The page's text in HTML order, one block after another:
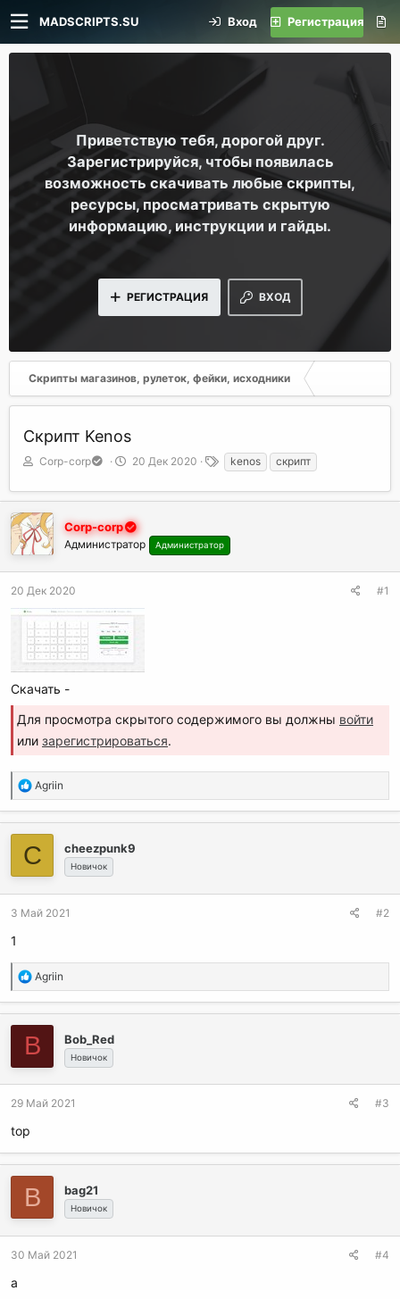
MADSCRIPTS.SU Вход Регистрация
Приветствую тебя, дорогой друг.
Зарегистрируйся, чтобы появилась
возможность скачивать любые скрипты,
ресурсы, просматривать скрытую
информацию, инструкции и гайды.
ВХОД
РЕГИСТРАЦИЯ
Скрипты магазинов, рулеток, фейки, исходники
Скрипт Kenos
А
т
р
т
е
м
ы
Corp-corp
Д
т
н
а
а
20 Дек 2020
е
г
kenos скрипт
Corp-corp
Администратор Администратор
20 Дек 2020 #1
Скачать -
Для просмотра скрытого содержимого вы должны войти
или зарегистрироваться.
Р
е
к
ц
и
и
:
Agriin
C cheezpunk9
Новичок
3 Май 2021 #2
1
Р
е
к
ц
и
и
:
Agriin
B Bob_Red
Новичок
29 Май 2021 #3
top
B bag21
Новичок
30 Май 2021 #4
а